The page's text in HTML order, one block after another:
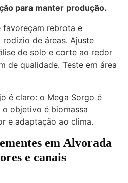
para manter produção.
rebrota e
de áreas. Ajuste
de solo e corte ao redor
de qualidade. Teste em área
é claro: o Mega Sorgo é
objetivo é biomassa
e adaptação ao clima.
em Alvorada
e canais